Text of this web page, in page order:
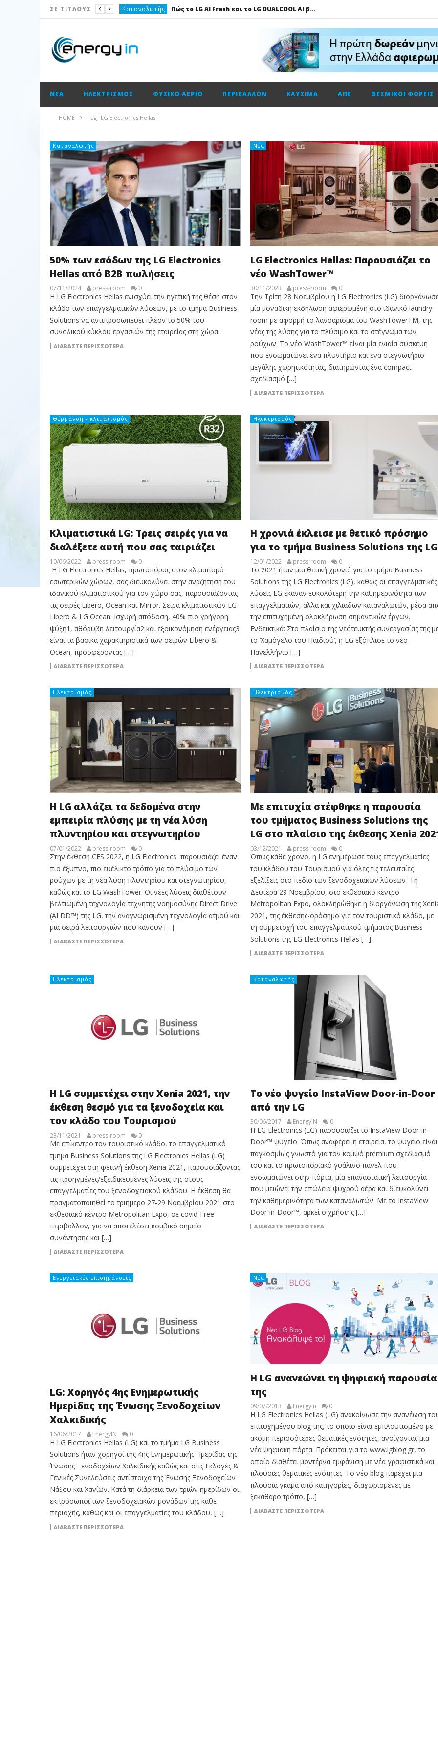
ΣΕ ΤΙΤΛΟΥΣ Καταναλωτής Πώς το LG AI Fresh και το LG DUALCOOL AI βοηθούν να επικεντρωνόμαστε στη φιλοξενία των καλεσμένων μας
Ισολογισμοί Fourlis: Το profit warning και γιατί η Edison βλέπει το ποτήρι μισογεμάτο
Ενεργειακή αναβάθμιση κτηρίων: Παθητικές παρεμβάσεις που κάνουν τη διαφορά
Ισολογισμοί HELLENiQ ENERGY: Αποτελέσματα β’ τριμήνου – α’ εξαμήνου 2026
Κατασκευαστικές Η Trade Estates ανακοινώνει τη συμφωνία για την απόκτηση ποσοστού 50% στο Sofia South Ring Mall
ΝΈΑ ΗΛΕΚΤΡΙΣΜΌΣ ΦΥΣΙΚΌ ΑΈΡΙΟ ΠΕΡΙΒΆΛΛΟΝ ΚΑΎΣΙΜΑ ΑΠΕ ΘΕΣΜΙΚΟΊ ΦΟΡΕΊΣ
HOME Tag "LG Electronics Hellas"
Καταναλωτής
50% των εσόδων της LG Electronics
Hellas από B2B πωλήσεις
07/11/2024 press-room 0
Η LG Electronics Hellas ενισχύει την ηγετική της θέση στον
κλάδο των επαγγελματικών λύσεων, με το τμήμα Business
Solutions να αντιπροσωπεύει πλέον το 50% του
συνολικού κύκλου εργασιών της εταιρείας στη χώρα.
ΔΙΑΒΆΣΤΕ ΠΕΡΙΣΣΌΤΕΡΑ
Νέα
LG Electronics Hellas: Παρουσιάζει το
νέο WashTower™
30/11/2023 press-room 0
Την Τρίτη 28 Νοεμβρίου η LG Electronics (LG)
μία μοναδική εκδήλωση αφιερωμένη στο ιδανικό laundry
room με αφορμή το λανσάρισμα του WashTowerTM, της
νέας της λύσης για το πλύσιμο και το στέγνωμα των
ρούχων. Το νέο WashTower™ είναι μία ενιαία συσκευή
που ενσωματώνει ένα πλυντήριο και ένα στεγνωτήριο
μεγάλης χωρητικότητας, διατηρώντας ένα compact
σχεδιασμό […]
ΔΙΑΒΆΣΤΕ ΠΕΡΙΣΣΌΤΕΡΑ
Θέρμανση - κλιματισμός
Κλιματιστικά LG: Τρεις σειρές για να
διαλέξετε αυτή που σας ταιριάζει
10/06/2022 press-room 0
H LG Electronics Hellas, πρωτοπόρος στον κλιματισμό
εσωτερικών χώρων, σας διευκολύνει στην αναζήτηση του
ιδανικού κλιματιστικού για τον χώρο σας, παρουσιάζοντας
τις σειρές Libero, Ocean και Mirror. Σειρά κλιματιστικών LG
Libero & LG Ocean: Ισχυρή απόδοση, 40% πιο γρήγορη
ψύξη1, αθόρυβη λειτουργία2 και εξοικονόμηση ενέργειας3
είναι τα βασικά χαρακτηριστικά των σειρών Libero &
Ocean, προσφέροντας […]
ΔΙΑΒΆΣΤΕ ΠΕΡΙΣΣΌΤΕΡΑ
Ηλεκτρισμός
Η χρονιά έκλεισε με θετικό πρόσημο
για το τμήμα Business Solutions της LG
12/01/2022 press-room 0
Το 2021 ήταν μια θετική χρονιά για το τμήμα Business
Solutions της LG Electronics (LG), καθώς οι επαγγελματικές
λύσεις LG έκαναν ευκολότερη την καθημερινότητα των
επαγγελματιών, αλλά και χιλιάδων καταναλωτών, μέσα
την επιτυχημένη ολοκλήρωση σημαντικών έργων.
Ενδεικτικά: Στο πλαίσιο της νεότευκτής συνεργασίας της
το ‘Χαμόγελο του Παιδιού’, η LG εξόπλισε το νέο
Πανελλήνιο […]
ΔΙΑΒΆΣΤΕ ΠΕΡΙΣΣΌΤΕΡΑ
Ηλεκτρισμός
Η LG αλλάζει τα δεδομένα στην
εμπειρία πλύσης με τη νέα λύση
πλυντηρίου και στεγνωτηρίου
07/01/2022 press-room 0
Στην έκθεση CES 2022, η LG Electronics παρουσιάζει έναν
πιο έξυπνο, πιο ευέλικτο τρόπο για το πλύσιμο των
ρούχων με τη νέα λύση πλυντηρίου και στεγνωτηρίου,
καθώς και το LG WashTower. Οι νέες λύσεις διαθέτουν
βελτιωμένη τεχνολογία τεχνητής νοημοσύνης Direct Drive
(AI DD™) της LG, την αναγνωρισμένη τεχνολογία ατμού και
μια σειρά λειτουργιών που κάνουν […]
ΔΙΑΒΆΣΤΕ ΠΕΡΙΣΣΌΤΕΡΑ
Ηλεκτρισμός
Με επιτυχία στέφθηκε η παρουσία
του τμήματος Business Solutions της
LG στο πλαίσιο της έκθεσης Xenia
03/12/2021 press-room 0
Όπως κάθε χρόνο, η LG ενημέρωσε τους επαγγελματίες
του κλάδου του Τουρισμού για όλες τις τελευταίες
εξελίξεις στο πεδίο των ξενοδοχειακών λύσεων Τη
Δευτέρα 29 Νοεμβρίου, στο εκθεσιακό κέντρο
Metropolitan Expo, ολοκληρώθηκε η διοργάνωση της
2021, της έκθεσης-ορόσημο για τον τουριστικό κλάδο, με
τη συμμετοχή του επαγγελματικού τμήματος Business
Solutions της LG Electronics Hellas […]
ΔΙΑΒΆΣΤΕ ΠΕΡΙΣΣΌΤΕΡΑ
Ηλεκτρισμός
Η LG συμμετέχει στην Xenia 2021, την
έκθεση θεσμό για τα ξενοδοχεία και
τον κλάδο του Τουρισμού
23/11/2021 press-room 0
Με επίκεντρο τον τουριστικό κλάδο, το επαγγελματικό
τμήμα Business Solutions της LG Electronics Hellas (LG)
συμμετέχει στη φετινή έκθεση Xenia 2021, παρουσιάζοντας
τις προηγμένες/εξειδικευμένες λύσεις της στους
επαγγελματίες του ξενοδοχειακού κλάδου. Η έκθεση θα
πραγματοποιηθεί το τριήμερο 27-29 Νοεμβρίου 2021 στο
εκθεσιακό κέντρο Metropolitan Expo, σε covid-Free
περιβάλλον, για να αποτελέσει κομβικό σημείο
συνάντησης και […]
ΔΙΑΒΆΣΤΕ ΠΕΡΙΣΣΌΤΕΡΑ
Καταναλωτής
Το νέο ψυγείο InstaView Door-in-Door
από την LG
30/06/2017 EnergyIN 0
Η LG Electronics (LG) παρουσιάζει το InstaView Door-in-
Door™ ψυγείο. Όπως αναφέρει η εταιρεία, το ψυγείο είναι
παγκοσμίως γνωστό για τον κομψό premium σχεδιασμό
του και το πρωτοποριακό γυάλινο πάνελ που
ενσωματώνει στην πόρτα, μία επαναστατική λειτουργία
που μειώνει την απώλεια ψυχρού αέρα και διευκολύνει
την καθημερινότητα των καταναλωτών. Με το InstaView
Door-in-Door™, αρκεί ο χρήστης […]
ΔΙΑΒΆΣΤΕ ΠΕΡΙΣΣΌΤΕΡΑ
Ενεργειακές επισημάνσεις
LG: Χορηγός 4ης Ενημερωτικής
Ημερίδας της Ένωσης Ξενοδοχείων
Χαλκιδικής
16/06/2017 EnergyIN 0
Η LG Electronics Hellas (LG) και το τμήμα LG Business
Solutions ήταν χορηγοί της 4ης Ενημερωτικής Ημερίδας της
Ένωσης Ξενοδοχείων Χαλκιδικής καθώς και στις Εκλογές &
Γενικές Συνελεύσεις αντίστοιχα της Ένωσης Ξενοδοχείων
Νάξου και Χανίων. Κατά τη διάρκεια των τριών ημερίδων οι
εκπρόσωποι των ξενοδοχειακών μονάδων της κάθε
περιοχής, καθώς και οι επαγγελματίες του κλάδου, […]
ΔΙΑΒΆΣΤΕ ΠΕΡΙΣΣΌΤΕΡΑ
Νέα
Η LG ανανεώνει τη ψηφιακή παρουσία
της
09/07/2013 EnergyIn 0
Η LG Electronics Hellas (LG) ανακοίνωσε την ανανέωση
επιτυχημένου blog της, το οποίο είναι εμπλουτισμένο με
ακόμη περισσότερες θεματικές ενότητες, ανοίγοντας μια
νέα ψηφιακή πόρτα. Πρόκειται για το www.lgblog.gr, το
οποίο διαθέτει μοντέρνα εμφάνιση με νέα γραφιστικά και
πλούσιες θεματικές ενότητες. Το νέο blog παρέχει μια
πλούσια γκάμα από κατηγορίες, διαχωρισμένες με
ξεκάθαρο τρόπο, […]
ΔΙΑΒΆΣΤΕ ΠΕΡΙΣΣΌΤΕΡΑ